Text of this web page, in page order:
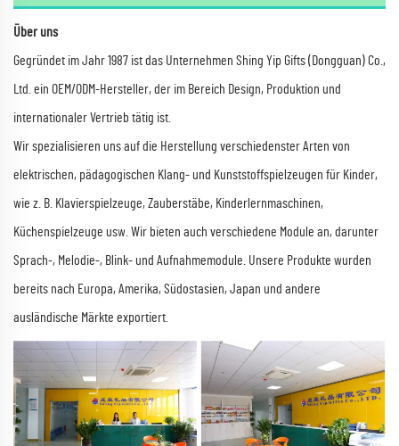
Über uns
Gegründet im Jahr 1987 ist das Unternehmen Shing Yip Gifts (Dongguan) Co.,
Ltd. ein OEM/ODM-Hersteller, der im Bereich Design, Produktion und
internationaler Vertrieb tätig ist.
Wir spezialisieren uns auf die Herstellung verschiedenster Arten von
elektrischen, pädagogischen Klang- und Kunststoffspielzeugen für Kinder,
wie z. B. Klavierspielzeuge, Zauberstäbe, Kinderlernmaschinen,
Küchenspielzeuge usw. Wir bieten auch verschiedene Module an, darunter
Sprach-, Melodie-, Blink- und Aufnahmemodule. Unsere Produkte wurden
bereits nach Europa, Amerika, Südostasien, Japan und andere
ausländische Märkte exportiert.